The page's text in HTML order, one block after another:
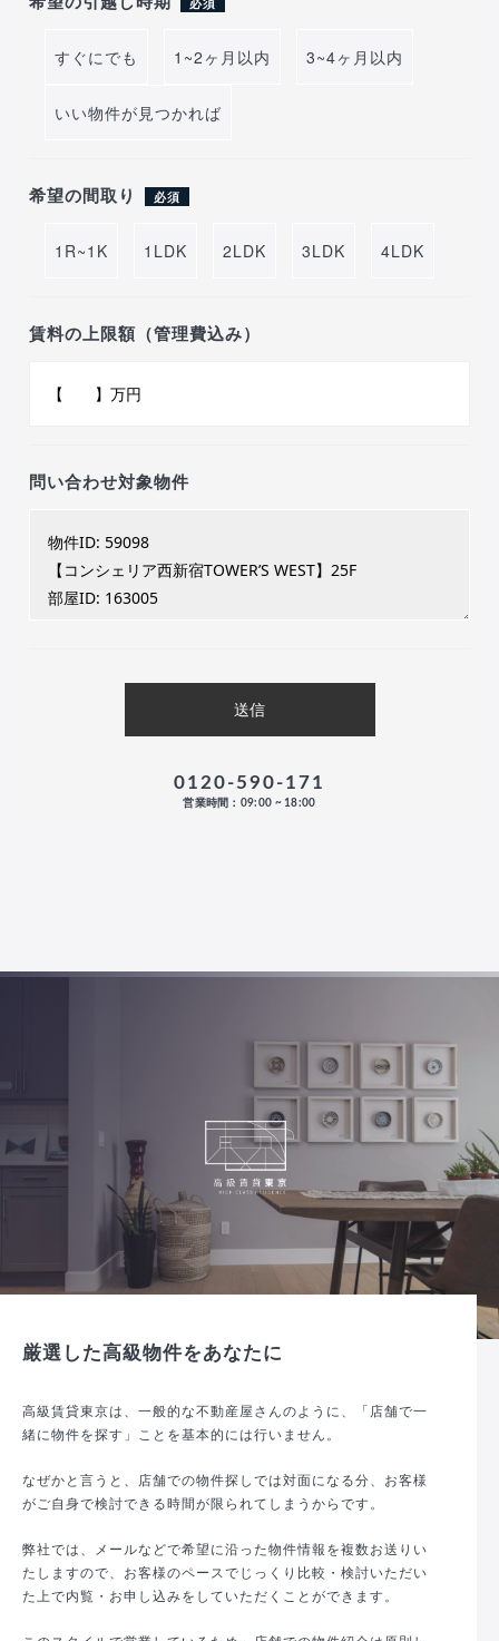
すぐにでも 1~2ヶ月以内 3~4ヶ月以内
いい物件が見つかれば
希望の間取り 必須
1R~1K 1LDK 2LDK 3LDK 4LDK
賃料の上限額（管理費込み）
問い合わせ対象物件
0120-590-171
営業時間：09:00 ~ 18:00
厳選した高級物件をあなたに
高級賃貸東京は、一般的な不動産屋さんのように、「店舗で一
緒に物件を探す」ことを基本的には行いません。
なぜかと言うと、店舗での物件探しでは対面になる分、お客様
がご自身で検討できる時間が限られてしまうからです。
弊社では、メールなどで希望に沿った物件情報を複数お送りい
たしますので、お客様のペースでじっくり比較・検討いただい
た上で内覧・お申し込みをしていただくことができます。